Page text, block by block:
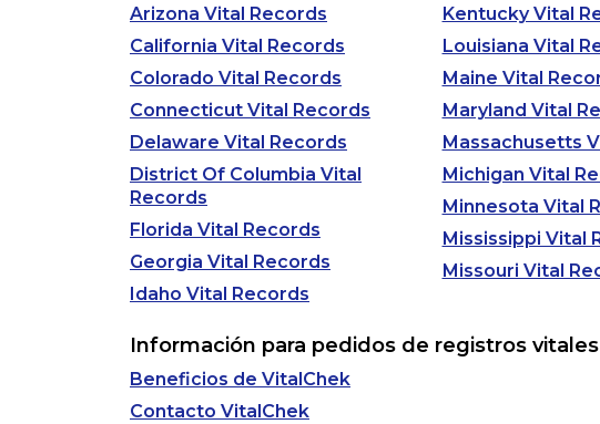
Arizona Vital Records
California Vital Records
Colorado Vital Records
Connecticut Vital Records
Delaware Vital Records
District Of Columbia Vital
Records
Florida Vital Records
Georgia Vital Records
Idaho Vital Records
Kentucky Vital
Louisiana Vital
Maine Vital
Maryland Vital
Massachusetts
Michigan Vital
Minnesota Vital
Mississippi Vital
Missouri Vital
Información para pedidos de registros vitales
Beneficios de VitalChek
Contacto VitalChek